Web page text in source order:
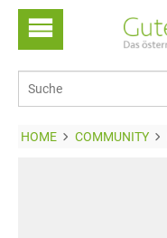
HOME COMMUNITY